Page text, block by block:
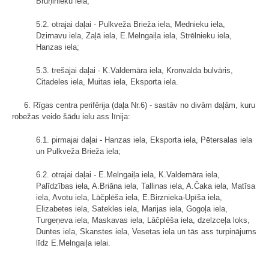
5.2. otrajai daļai - Pulkveža Brieža iela, Mednieku iela,
Dzirnavu iela, Zaļā iela, E.Melngaiļa iela, Strēlnieku iela,
Hanzas iela;
5.3. trešajai daļai - K.Valdemāra iela, Kronvalda bulvāris,
Citadeles iela, Muitas iela, Eksporta iela.
6. Rīgas centra perifērija (daļa Nr.6) - sastāv no divām daļām, kuru
robežas veido šādu ielu ass līnija:
6.1. pirmajai daļai - Hanzas iela, Eksporta iela, Pētersalas iela
un Pulkveža Brieža iela;
6.2. otrajai daļai - E.Melngaiļa iela, K.Valdemāra iela,
Palīdzības iela, A.Briāna iela, Tallinas iela, A.Čaka iela, Matīsa
iela, Avotu iela, Lāčplēša iela, E.Birznieka-Upīša iela,
Elizabetes iela, Satekles iela, Marijas iela, Gogoļa iela,
Turgeņeva iela, Maskavas iela, Lāčplēša iela, dzelzceļa loks,
Duntes iela, Skanstes iela, Vesetas iela un tās ass turpinājums
līdz E.Melngaiļa ielai.